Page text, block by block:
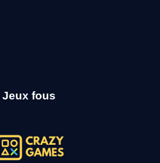
Jeux fous